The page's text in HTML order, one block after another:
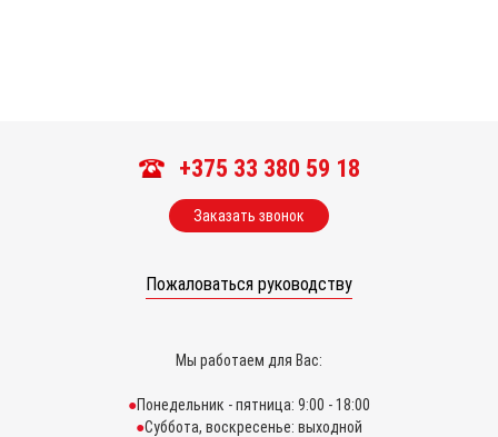
+375 33 380 59 18
Заказать звонок
Пожаловаться руководству
Мы работаем для Вас:
Понедельник - пятница: 9:00 - 18:00
Суббота, воскресенье: выходной